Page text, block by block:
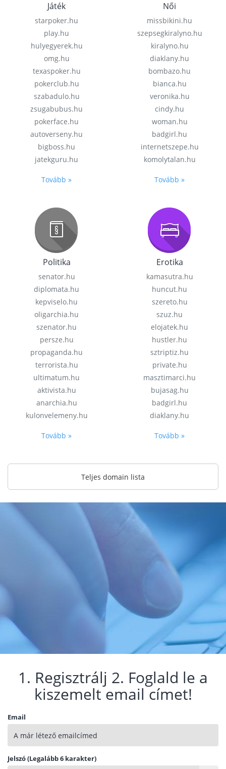
Játék
starpoker.hu
play.hu
hulyegyerek.hu
omg.hu
texaspoker.hu
pokerclub.hu
szabadulo.hu
zsugabubus.hu
pokerface.hu
autoverseny.hu
bigboss.hu
jatekguru.hu
Tovább »
Női
missbikini.hu
szepsegkiralyno.hu
kiralyno.hu
diaklany.hu
bombazo.hu
bianca.hu
veronika.hu
cindy.hu
woman.hu
badgirl.hu
internetszepe.hu
komolytalan.hu
Tovább »
Politika
senator.hu
diplomata.hu
kepviselo.hu
oligarchia.hu
szenator.hu
persze.hu
propaganda.hu
terrorista.hu
ultimatum.hu
aktivista.hu
anarchia.hu
kulonvelemeny.hu
Tovább »
Erotika
kamasutra.hu
huncut.hu
szereto.hu
szuz.hu
elojatek.hu
hustler.hu
sztriptiz.hu
private.hu
masztimarci.hu
bujasag.hu
badgirl.hu
diaklany.hu
Tovább »
Teljes domain lista
1. Regisztrálj 2. Foglald le a
kiszemelt email címet!
Email
Jelszó (Legalább 6 karakter)